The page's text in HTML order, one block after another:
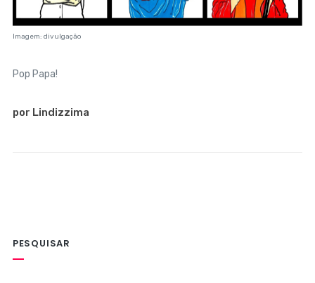
Imagem: divulgação
Pop Papa!
por Lindizzima
PESQUISAR